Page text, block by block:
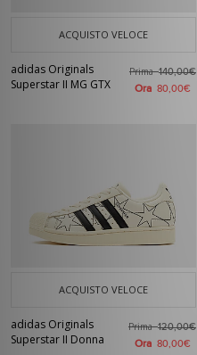
ACQUISTO VELOCE
adidas Originals
Superstar II MG GTX
Prima140,00€
Ora 80,00€
ACQUISTO VELOCE
adidas Originals
Superstar II Donna
Prima120,00€
Ora 80,00€